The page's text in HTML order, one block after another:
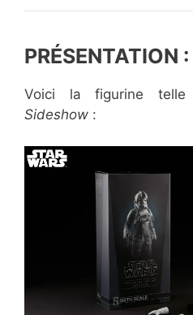
PRÉSENTATION :
Voici la figurine telle
Sideshow :